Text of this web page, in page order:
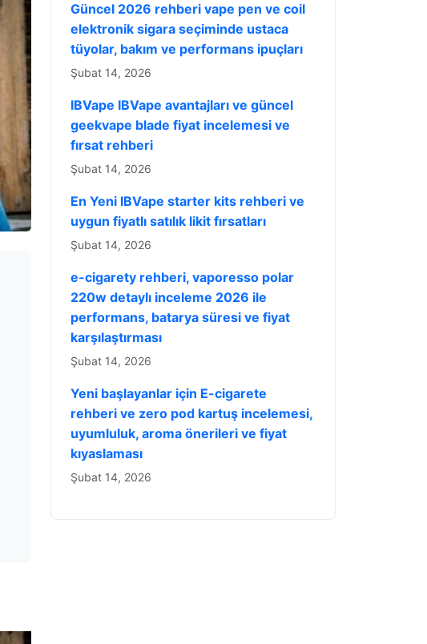
Güncel 2026 rehberi vape pen ve coil
elektronik sigara seçiminde ustaca
tüyolar, bakım ve performans ipuçları
Şubat 14, 2026
IBVape IBVape avantajları ve güncel
geekvape blade fiyat incelemesi ve
fırsat rehberi
Şubat 14, 2026
En Yeni IBVape starter kits rehberi ve
uygun fiyatlı satılık likit fırsatları
Şubat 14, 2026
e-cigarety rehberi, vaporesso polar
220w detaylı inceleme 2026 ile
performans, batarya süresi ve fiyat
karşılaştırması
Şubat 14, 2026
Yeni başlayanlar için E-cigarete
rehberi ve zero pod kartuş incelemesi,
uyumluluk, aroma önerileri ve fiyat
kıyaslaması
Şubat 14, 2026